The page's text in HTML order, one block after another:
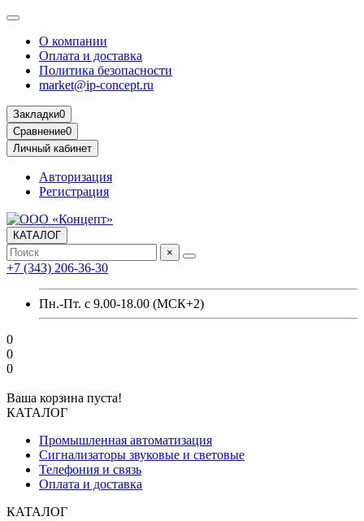
О компании
Оплата и доставка
Политика безопасности
market@ip-concept.ru
Закладки0
Сравнение0
Личный кабинет
Авторизация
Регистрация
КАТАЛОГ
×
+7 (343) 206-36-30
Пн.-Пт. с 9.00-18.00 (МСК+2)
0
0
0
Ваша корзина пуста!
КАТАЛОГ
Промышленная автоматизация
Сигнализаторы звуковые и световые
Телефония и связь
Оплата и доставка
КАТАЛОГ